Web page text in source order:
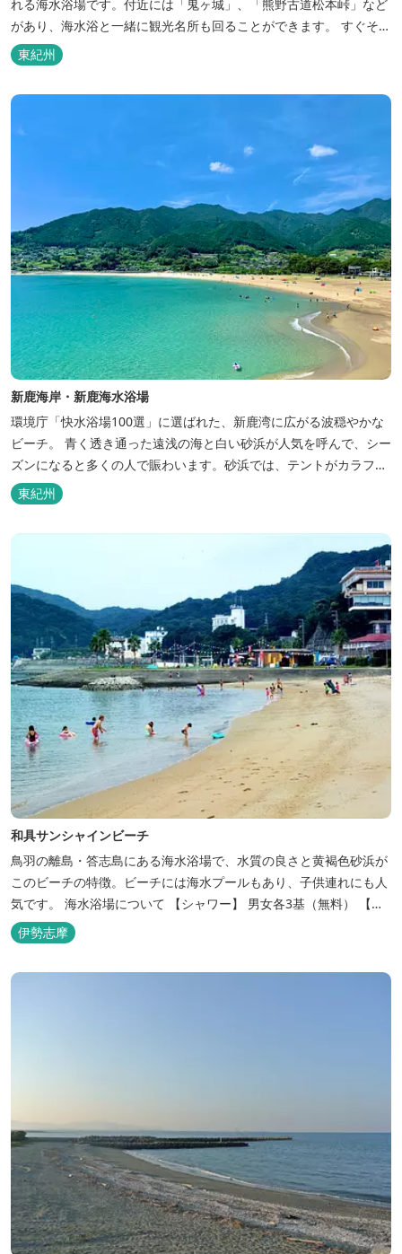
れる海水浴場です。付近には「鬼ヶ城」、「熊野古道松本峠」など
があり、海水浴と一緒に観光名所も回ることができます。 すぐそば
の松崎港は楯ヶ崎海上遊覧の発着場になっており、海水浴とあわせ
て楽しむことができます。 三重県おすすめ海水浴場ビーチ特集はこ
ちら🏖
東紀州
新鹿海岸・新鹿海水浴場
環境庁「快水浴場100選」に選ばれた、新鹿湾に広がる波穏やかな
ビーチ。 青く透き通った遠浅の海と白い砂浜が人気を呼んで、シー
ズンになると多くの人で賑わいます。砂浜では、テントがカラフル
に並び、アウトドアライフが十分に楽しめます。近年ではSUP（ス
タンドアップパドルボード）やシーカヤックなどのマリンスポーツ
を楽しむこともできます。
東紀州
和具サンシャインビーチ
鳥羽の離島・答志島にある海水浴場で、水質の良さと黄褐色砂浜が
このビーチの特徴。ビーチには海水プールもあり、子供連れにも人
気です。 海水浴場について 【シャワー】 男女各3基（無料） 【ト
イレ】 定期船待合所のトイレを使用してください。 【BBQ】 禁止
です。 【花火】 マナーを守って行ってください。
伊勢志摩